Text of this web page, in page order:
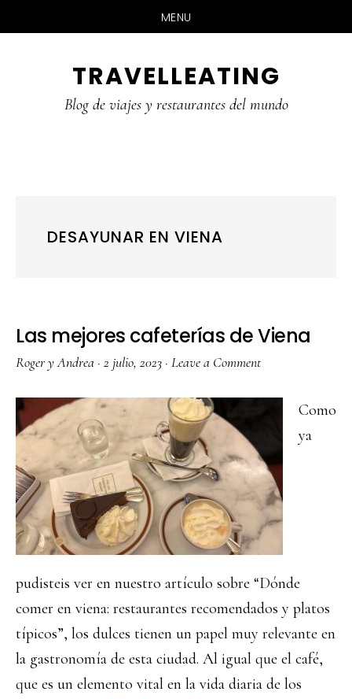
MENU
TRAVELLEATING
Blog de viajes y restaurantes del mundo
DESAYUNAR EN VIENA
Las mejores cafeterías de Viena
Roger y Andrea · 2 julio, 2023 · Leave a Comment
Como
ya
pudisteis ver en nuestro artículo sobre “Dónde
comer en viena: restaurantes recomendados y platos
típicos”, los dulces tienen un papel muy relevante en
la gastronomía de esta ciudad. Al igual que el café,
que es un elemento vital en la vida diaria de los